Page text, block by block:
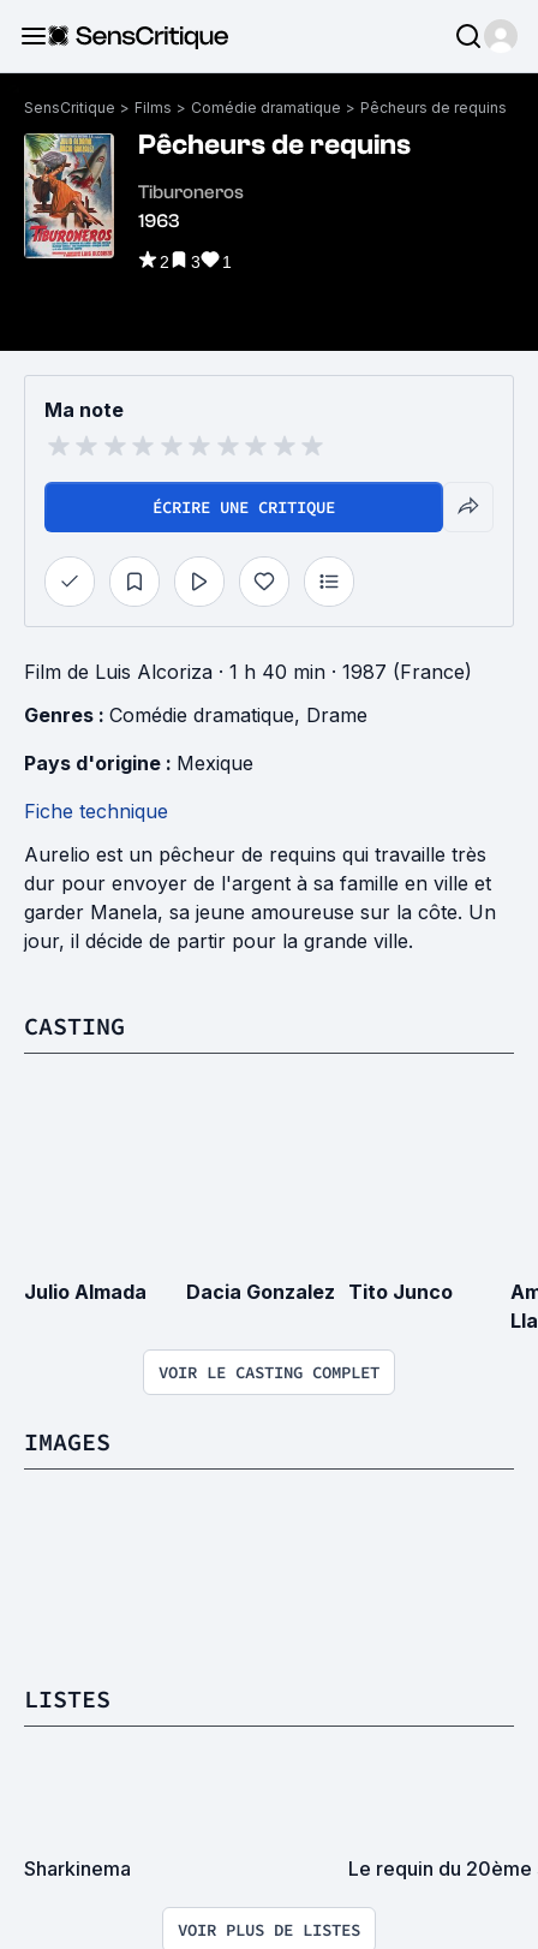
SensCritique > Films > Comédie dramatique > Pêcheurs de requins
Pêcheurs de requins
Tiburoneros
1963
2 3 1
Ma note
ÉCRIRE UNE CRITIQUE
Film de Luis Alcoriza · 1 h 40 min · 1987 (France)
Genres : Comédie dramatique, Drame
Pays d'origine : Mexique
Fiche technique
Aurelio est un pêcheur de requins qui travaille très
dur pour envoyer de l'argent à sa famille en ville et
garder Manela, sa jeune amoureuse sur la côte. Un
jour, il décide de partir pour la grande ville.
CASTING
Julio Almada Dacia Gonzalez Tito Junco
VOIR LE CASTING COMPLET
IMAGES
LISTES
Sharkinema Le requin du 20ème
VOIR PLUS DE LISTES